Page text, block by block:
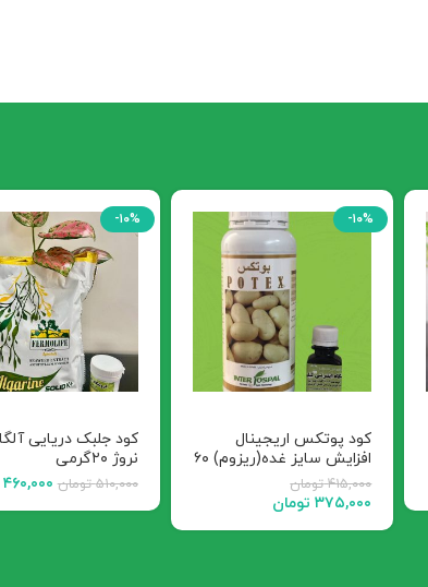
-۱۰%
کود پوتکس اریجینال
افزایش سایز غده(ریزوم) ۶۰
میلی لیتر مناسب گیاهان
ریشه غده ای(زامیفولیا
۴۱۵,۰۰۰ تومان
۳۷۵,۰۰۰ تومان
-۱۰%
کود جلبک دریایی
نروژ ۲۰گرمی
۵۱۰,۰۰۰ تومان ۴۶۰,۰۰۰